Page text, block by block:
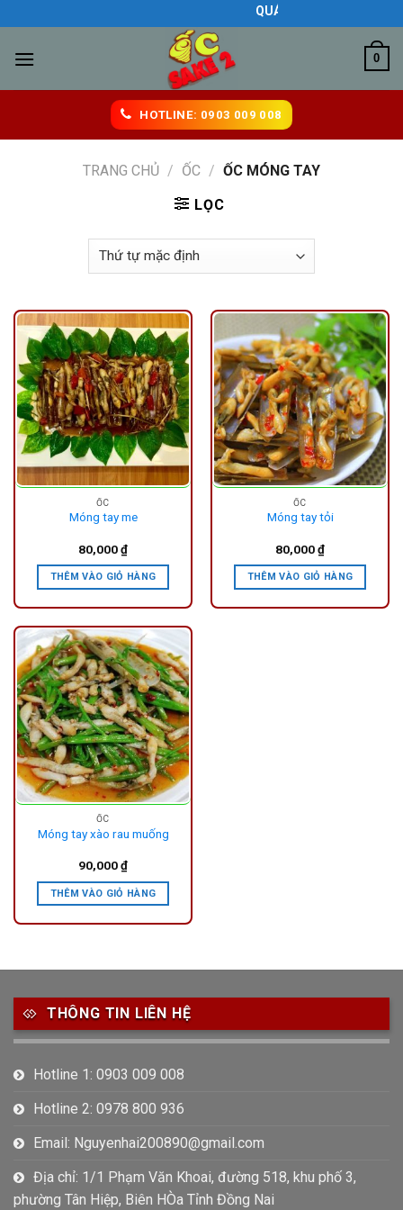
to
content
QUÁN ĂN NGON BIÊN HÒA
0
HOTLINE: 0903 009 008
TRANG CHỦ / ỐC / ỐC MÓNG TAY
LỌC
ỐC
Móng tay me
80,000₫
THÊM VÀO GIỎ HÀNG
ỐC
Móng tay tỏi
80,000₫
THÊM VÀO GIỎ HÀNG
ỐC
Móng tay xào rau muống
90,000₫
THÊM VÀO GIỎ HÀNG
THÔNG TIN LIÊN HỆ
Hotline 1: 0903 009 008
Hotline 2: 0978 800 936
Email: Nguyenhai200890@gmail.com
Địa chỉ: 1/1 Phạm Văn Khoai, đường 518, khu phố 3,
phường Tân Hiệp, Biên HÒa Tỉnh Đồng Nai